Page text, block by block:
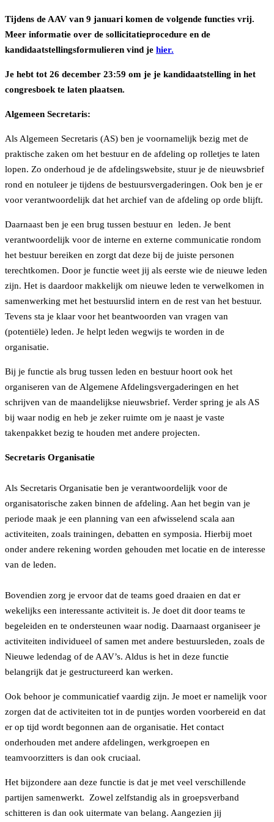
Tijdens de AAV van 9 januari komen de volgende functies vrij.
Meer informatie over de sollicitatieprocedure en de
kandidaatstellingsformulieren vind je hier.
Je hebt tot 26 december 23:59 om je je kandidaatstelling in het
congresboek te laten plaatsen.
Algemeen Secretaris:
Als Algemeen Secretaris (AS) ben je voornamelijk bezig met de
praktische zaken om het bestuur en de afdeling op rolletjes te laten
lopen. Zo onderhoud je de afdelingswebsite, stuur je de nieuwsbrief
rond en notuleer je tijdens de bestuursvergaderingen. Ook ben je er
voor verantwoordelijk dat het archief van de afdeling op orde blijft.
Daarnaast ben je een brug tussen bestuur en leden. Je bent
verantwoordelijk voor de interne en externe communicatie rondom
het bestuur bereiken en zorgt dat deze bij de juiste personen
terechtkomen. Door je functie weet jij als eerste wie de nieuwe leden
zijn. Het is daardoor makkelijk om nieuwe leden te verwelkomen in
samenwerking met het bestuurslid intern en de rest van het bestuur.
Tevens sta je klaar voor het beantwoorden van vragen van
(potentiële) leden. Je helpt leden wegwijs te worden in de
organisatie.
Bij je functie als brug tussen leden en bestuur hoort ook het
organiseren van de Algemene Afdelingsvergaderingen en het
schrijven van de maandelijkse nieuwsbrief. Verder spring je als AS
bij waar nodig en heb je zeker ruimte om je naast je vaste
takenpakket bezig te houden met andere projecten.
Secretaris Organisatie
Als Secretaris Organisatie ben je verantwoordelijk voor de
organisatorische zaken binnen de afdeling. Aan het begin van je
periode maak je een planning van een afwisselend scala aan
activiteiten, zoals trainingen, debatten en symposia. Hierbij moet
onder andere rekening worden gehouden met locatie en de interesse
van de leden.
Bovendien zorg je ervoor dat de teams goed draaien en dat er
wekelijks een interessante activiteit is. Je doet dit door teams te
begeleiden en te ondersteunen waar nodig. Daarnaast organiseer je
activiteiten individueel of samen met andere bestuursleden, zoals de
Nieuwe ledendag of de AAV’s. Aldus is het in deze functie
belangrijk dat je gestructureerd kan werken.
Ook behoor je communicatief vaardig zijn. Je moet er namelijk voor
zorgen dat de activiteiten tot in de puntjes worden voorbereid en dat
er op tijd wordt begonnen aan de organisatie. Het contact
onderhouden met andere afdelingen, werkgroepen en
teamvoorzitters is dan ook cruciaal.
Het bijzondere aan deze functie is dat je met veel verschillende
partijen samenwerkt. Zowel zelfstandig als in groepsverband
schitteren is dan ook uitermate van belang. Aangezien jij